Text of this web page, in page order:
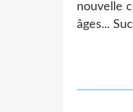
nouvelle
âges...